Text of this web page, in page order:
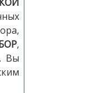
,
Вы